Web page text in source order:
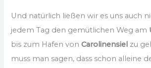
Und natürlich ließen wir es uns auch
jedem Tag den gemütlichen Weg am
bis zum Hafen vonCarolinensiel zu
muss man sagen, dass schon alleine